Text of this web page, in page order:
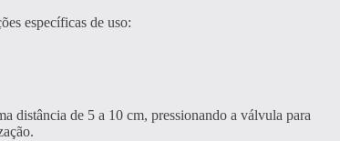
específicas de uso:
distância de 5 a 10 cm, pressionando a válvula para